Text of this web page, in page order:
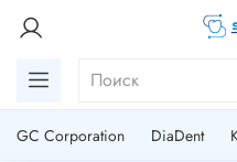
GC Corporation DiaDent